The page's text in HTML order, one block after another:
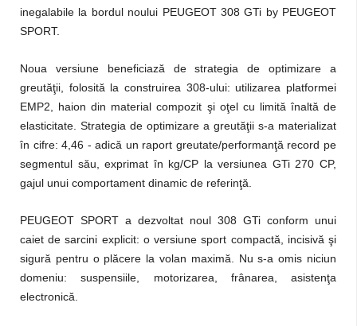
inegalabile la bordul noului PEUGEOT 308 GTi by PEUGEOT
SPORT.
Noua versiune beneficiază de strategia de optimizare a
greutăţii, folosită la construirea 308-ului: utilizarea platformei
EMP2, haion din material compozit şi oţel cu limită înaltă de
elasticitate. Strategia de optimizare a greutăţii s-a materializat
în cifre: 4,46 - adică un raport greutate/performanţă record pe
segmentul său, exprimat în kg/CP la versiunea GTi 270 CP,
gajul unui comportament dinamic de referinţă.
PEUGEOT SPORT a dezvoltat noul 308 GTi conform unui
caiet de sarcini explicit: o versiune sport compactă, incisivă şi
sigură pentru o plăcere la volan maximă. Nu s-a omis niciun
domeniu: suspensiile, motorizarea, frânarea, asistenţa
electronică.